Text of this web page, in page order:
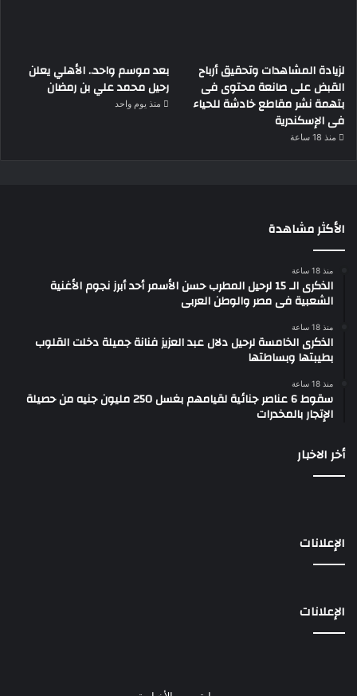
لزيادة المشاهدات وتحقيق أرباح
القبض على صانعة محتوى فى
بتهمة نشر مقاطع خادشة للحياء
فى الإسكندرية
منذ 18 ساعة
بعد موسم واحد.. الأهلي يعلن
رحيل محمد علي بن رمضان
منذ يوم واحد
الأكثر مشاهدة
منذ 18 ساعة
الذكرى الـ 15 لرحيل المطرب حسن الأسمر أحد أبرز نجوم الأغنية
الشعبية فى مصر والوطن العربى
منذ 18 ساعة
الذكرى الخامسة لرحيل دلال عبد العزيز فنانة جميلة دخلت القلوب
بطيبتها وبساطتها
منذ 18 ساعة
سقوط 6 عناصر جنائية لقيامهم بغسل 250 مليون جنيه من حصيلة
الإتجار بالمخدرات
أخر الاخبار
الإعلانات
الإعلانات